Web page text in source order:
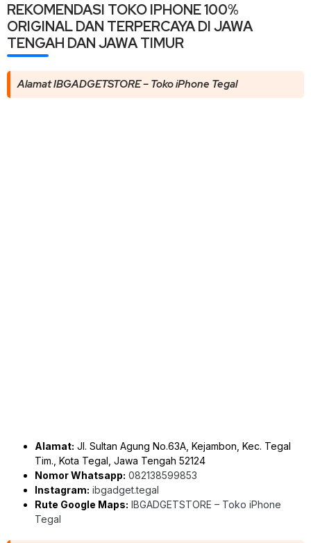
REKOMENDASI TOKO IPHONE 100%
ORIGINAL DAN TERPERCAYA DI JAWA
TENGAH DAN JAWA TIMUR
Alamat IBGADGETSTORE – Toko iPhone Tegal
Alamat: Jl. Sultan Agung No.63A, Kejambon, Kec. Tegal
Tim., Kota Tegal, Jawa Tengah 52124
Nomor Whatsapp: 082138599853
Instagram: ibgadget.tegal
Rute Google Maps: IBGADGETSTORE – Toko iPhone
Tegal